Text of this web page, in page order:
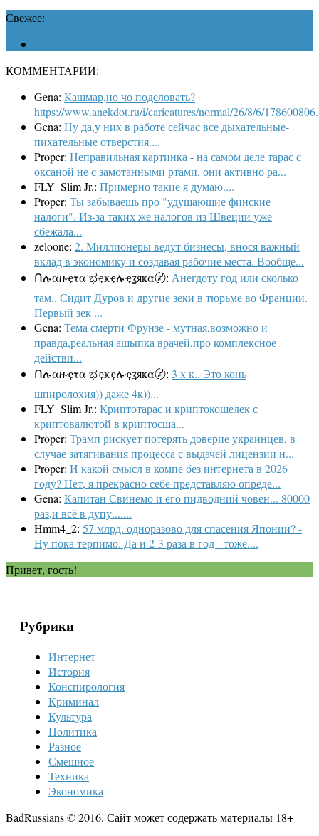
Свежее:
КОММЕНТАРИИ:
Gena: Кашмар,но чо поделовать?
https://www.anekdot.ru/i/caricatures/normal/26/8/6/
Gena: Ну да,у них в работе сейчас все дыхательные-
пихательные отверстия....
Proper: Неправильная картинка - на самом деле тарас с
оксаной не с замотанными ртами, они активно ра...
FLY_Slim Jr.: Примерно такие я думаю....
Proper: Ты забываешь про "удушающие финские
налоги". Из-за таких же налогов из Швеции уже
сбежала...
zeloone: 2. Миллионеры ведут бизнесы, внося важный
вклад в экономику и создавая рабочие места. Вообще...
Ոሉαዙҿτα ಭҿҝҿሉҿʓяҝα〄: Анегдоту год или сколько
там.. Сидит Дуров и другие зеки в тюрьме во Франции.
Первый зек ...
Gena: Тема смерти Фрунзе - мутная,возможно и
правда,реальная ашыпка врачей,про комплексное
действи...
Ոሉαዙҿτα ಭҿҝҿሉҿʓяҝα〄: 3 х к.. Это конь
шпиролохия)) даже 4к))...
FLY_Slim Jr.: Криптотарас и криптокошелек с
криптовалютой в криптосша...
Proper: Трамп рискует потерять доверие украинцев, в
случае затягивания процесса с выдачей лицензии н...
Proper: И какой смысл в компе без интернета в 2026
году? Нет, я прекрасно себе представляю опреде...
Gena: Капитан Свинемо и его пидводний човен... 80000
раз,и всё в дупу.......
Hmm4_2: 57 млрд. одноразово для спасения Японии? -
Ну пока терпимо. Да и 2-3 раза в год - тоже....
Привет, гость!
Рубрики
Интернет
История
Конспирология
Криминал
Культура
Политика
Разное
Смешное
Техника
Экономика
BadRussians © 2016. Сайт может содержать материалы 18+